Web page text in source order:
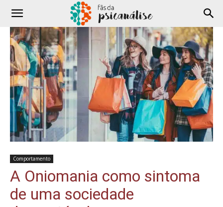
Comportamento
A Oniomania como sintoma
de uma sociedade